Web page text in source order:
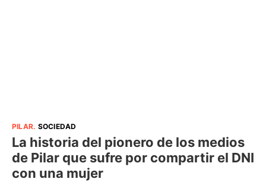
PILAR. SOCIEDAD
La historia del pionero de los medios
de Pilar que sufre por compartir el DNI
con una mujer